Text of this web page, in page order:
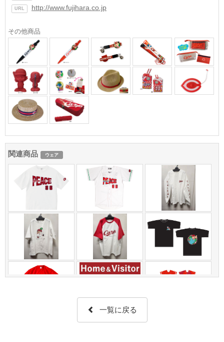
URL http://www.fujihara.co.jp
その他商品
関連商品 ウェア
一覧に戻る